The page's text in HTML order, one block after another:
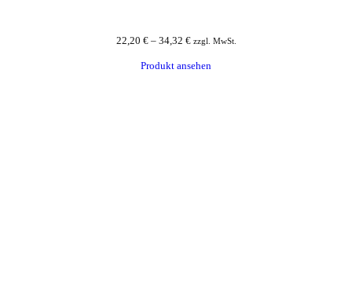
22,20 €– 34,32 € zzgl. MwSt.
Produkt ansehen